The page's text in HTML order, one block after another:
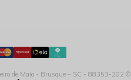
de Maio - Brusque – SC - 88353-202 ©